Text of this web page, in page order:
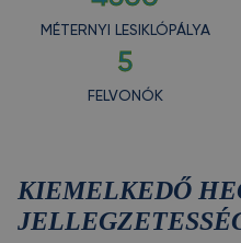
MÉTERNYI LESIKLÓPÁLYA
5
FELVONÓK
KIEMELKEDŐ